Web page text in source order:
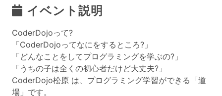
イベント説明
CoderDojoって?
「CoderDojoってなにをするところ?」
「どんなことをしてプログラミングを学ぶの?」
「うちの子は全くの初心者だけど大丈夫?」
CoderDojo松原 は、プログラミング学習ができる「道
場」です。